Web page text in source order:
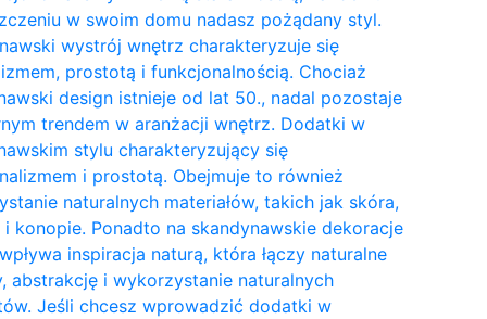
w swoim domu nadasz pożądany styl.
wystrój wnętrz charakteryzuje się
prostotą i funkcjonalnością. Chociaż
design istnieje od lat 50., nadal pozostaje
trendem w aranżacji wnętrz. Dodatki w
stylu charakteryzujący się
i prostotą. Obejmuje to również
naturalnych materiałów, takich jak skóra,
konopie. Ponadto na skandynawskie dekoracje
inspiracja naturą, która łączy naturalne
abstrakcję i wykorzystanie naturalnych
Jeśli chcesz wprowadzić dodatki w